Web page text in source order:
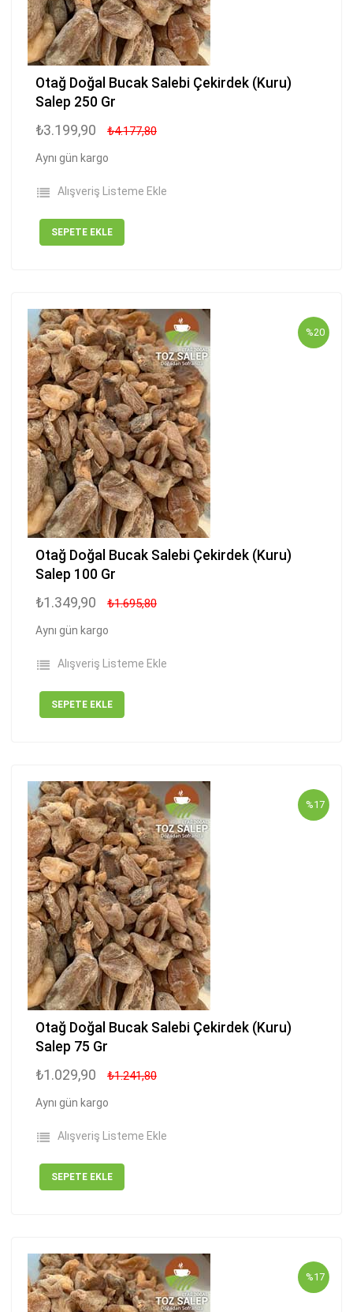
Otağ Doğal Bucak Salebi Çekirdek (Kuru)
Salep 250 Gr
₺3.199,90 ₺4.177,80
Aynı gün kargo
Alışveriş Listeme Ekle
SEPETE EKLE
%20
Otağ Doğal Bucak Salebi Çekirdek (Kuru)
Salep 100 Gr
₺1.349,90 ₺1.695,80
Aynı gün kargo
Alışveriş Listeme Ekle
SEPETE EKLE
%17
Otağ Doğal Bucak Salebi Çekirdek (Kuru)
Salep 75 Gr
₺1.029,90 ₺1.241,80
Aynı gün kargo
Alışveriş Listeme Ekle
SEPETE EKLE
%17